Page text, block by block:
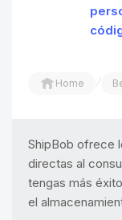
Home /
ShipBob ofrece
directas al
tengas más
el